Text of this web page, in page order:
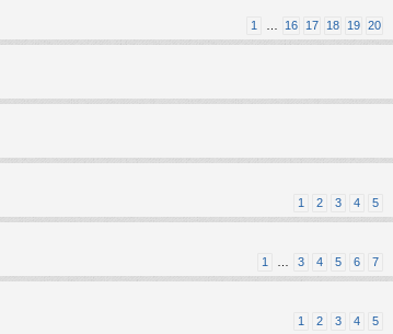
1 … 16 17 18 19 20
1 2 3 4 5
1 … 3 4 5 6 7
1 2 3 4 5